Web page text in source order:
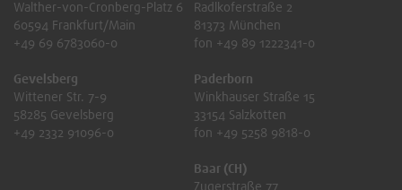
Walther-von-Cronberg-Platz 6
60594 Frankfurt/Main
+49 69 6783060-0
Gevelsberg
Wittener Str. 7-9
58285 Gevelsberg
+49 2332 91096-0
Radlkoferstraße 2
81373 München
fon +49 89 1222341-0
Paderborn
Winkhauser Straße 15
33154 Salzkotten
fon +49 5258 9818-0
Baar (CH)
Zugerstraße 77